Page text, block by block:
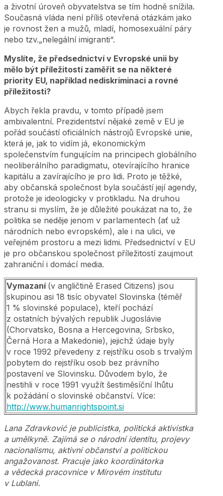
a životní úroveň obyvatelstva se tím hodně snížila.
Současná vláda není příliš otevřená otázkám jako
je rovnost žen a mužů, mladí, homosexuální páry
nebo tzv.„nelegální imigranti“.
Myslíte, že předsednictví v Evropské unii by
mělo být příležitostí zaměřit se na některé
priority EU, například nediskriminaci a rovné
příležitosti?
Abych řekla pravdu, v tomto případě jsem
ambivalentní. Prezidentství nějaké země v EU je
pořád součástí oficiálních nástrojů Evropské unie,
která je, jak to vidím já, ekonomickým
společenstvím fungujícím na principech globálního
neoliberálního paradigmatu, otevírajícího hranice
kapitálu a zavírajícího je pro lidi. Proto je těžké,
aby občanská společnost byla součástí její agendy,
protože je ideologicky v protikladu. Na druhou
stranu si myslím, že je důležité poukázat na to, že
politika se neděje jenom v parlamentech (ať už
národních nebo evropském), ale i na ulici, ve
veřejném prostoru a mezi lidmi. Předsednictví v EU
je pro občanskou společnost příležitostí zaujmout
zahraniční i domácí media.
Vymazaní (v angličtině Erased Citizens) jsou
skupinou asi 18 tisíc obyvatel Slovinska (téměř
1 % slovinské populace), kteří pochází
z ostatních bývalých republik Jugoslávie
(Chorvatsko, Bosna a Hercegovina, Srbsko,
Černá Hora a Makedonie), jejichž údaje byly
v roce 1992 převedeny z rejstříku osob s trvalým
pobytem do rejstříku osob bez právního
postavení ve Slovinsku. Důvodem bylo, že
nestihli v roce 1991 využít šestiměsíční lhůtu
k požádání o slovinské občanství. Více:
http://www.humanrightspoint.si
Lana Zdravković je publicistka, politická aktivistka
a umělkyně. Zajímá se o národní identitu, projevy
nacionalismu, aktivní občanství a politickou
angažovanost. Pracuje jako koordinátorka
a vědecká pracovnice v Mírovém institutu
v Lublani.